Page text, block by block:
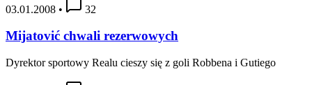
03.01.2008 • 32
Mijatović chwali rezerwowych
Dyrektor sportowy Realu cieszy się z goli Robbena i Gutiego